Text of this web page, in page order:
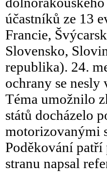
účastníků ze 13
Francie,
Slovensko,
republika). 24.
ochrany se nesly
Téma umožnilo
států docházelo
motorizovanými
Poděkování patří
stranu napsal